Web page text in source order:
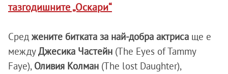
тазгодишните „Оскари“
Сред жените битката за най-добра актриса ще е
междуДжесика Частейн (The Eyes of Tammy
Faye), Оливия Колман (The lost Daughter),